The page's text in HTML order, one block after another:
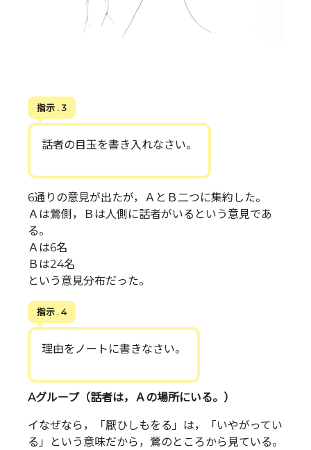
指示 . 3
話者の目玉を書き入れなさい。
6通りの意見が出たが，ＡとＢ二つに集約した。
Ａは鶯側，Ｂは人側に話者がいるという意見であ
る。
Ａは6名
Ｂは24名
という意見分布だった。
指示 . 4
理由をノートに書きなさい。
Aグループ（話者は，Ａの場所にいる。）
イなぜなら，「厭ひしもをる」は，「いやがってい
る」という意味だから，鶯のところから見ている。